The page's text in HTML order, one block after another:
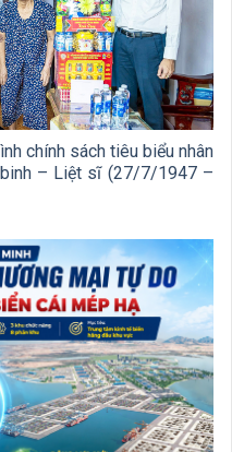
chính sách tiêu biểu nhân
– Liệt sĩ (27/7/1947 –